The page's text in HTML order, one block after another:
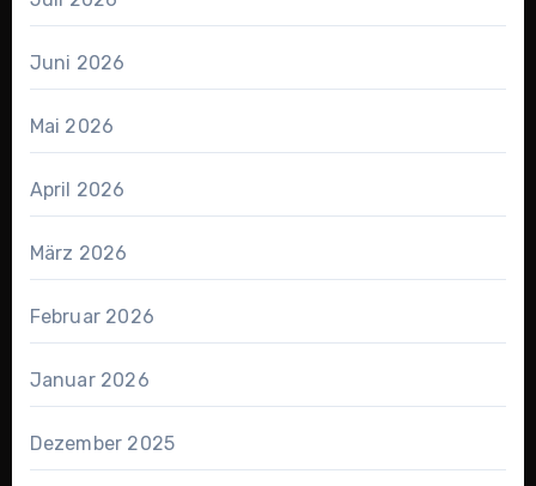
Juni 2026
Mai 2026
April 2026
März 2026
Februar 2026
Januar 2026
Dezember 2025